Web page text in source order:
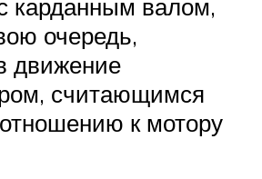
карданным валом,
очередь,
движение
считающимся
к мотору